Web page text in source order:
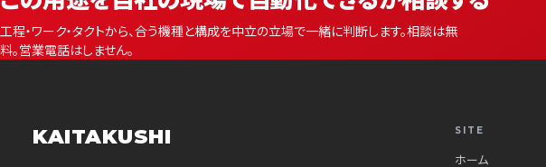
工程・ワーク・タクトから、合う機種と構成を中立の立場で一緒に判断します。相談は無
料。営業電話はしません。
KAITAKUSHI SITE
ホーム